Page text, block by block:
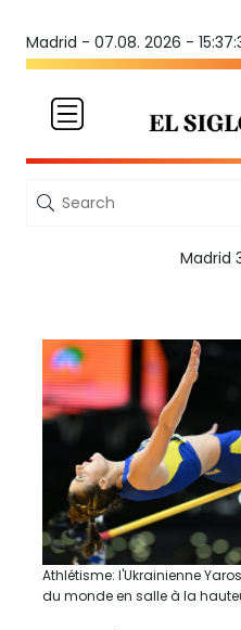
Madrid - 07.08. 2026 -
Madrid
Athlétisme: l'Ukrainienne
du monde en salle à la